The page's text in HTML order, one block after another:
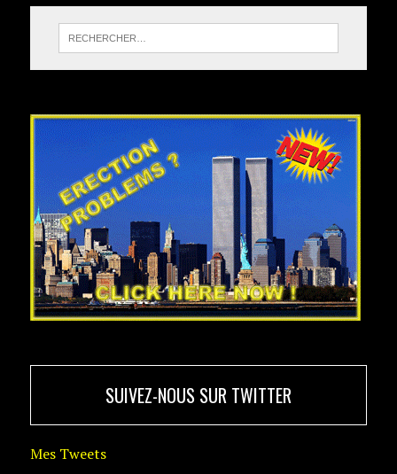
SUIVEZ-NOUS SUR TWITTER
Mes Tweets